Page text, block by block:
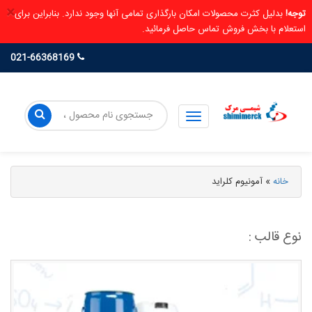
× توجه!بدلیل کثرت محصولات امکان بارگذاری تمامی آنها وجود ندارد. بنابراین برای
استعلام با بخش فروش تماس حاصل فرمائید.
خانه» آمونیوم کلراید
نوع قالب :